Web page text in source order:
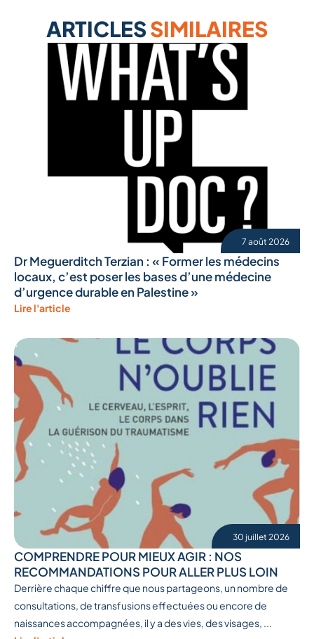
ARTICLESSIMILAIRES
7 août 2026
Dr Meguerditch Terzian : « Former les médecins
locaux, c’est poser les bases d’une médecine
d’urgence durable en Palestine »
Lire l'article
30 juillet 2026
COMPRENDRE POUR MIEUX AGIR : NOS
RECOMMANDATIONS POUR ALLER PLUS LOIN
Derrière chaque chiffre que nous partageons, un nombre de
consultations, de transfusions effectuées ou encore de
naissances accompagnées, il y a des vies, des visages, ...